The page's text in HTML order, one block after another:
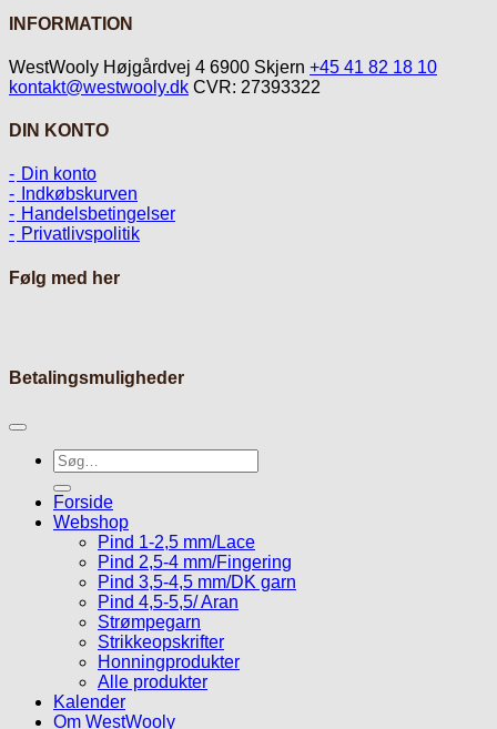
INFORMATION
WestWooly Højgårdvej 4 6900 Skjern +45 41 82 18 10
kontakt@westwooly.dk CVR: 27393322
DIN KONTO
Din konto
Indkøbskurven
Handelsbetingelser
Privatlivspolitik
Følg med her
Betalingsmuligheder
Søg
efter:
Forside
Webshop
Pind 1-2,5 mm/Lace
Pind 2,5-4 mm/Fingering
Pind 3,5-4,5 mm/DK garn
Pind 4,5-5,5/ Aran
Strømpegarn
Strikkeopskrifter
Honningprodukter
Alle produkter
Kalender
Om WestWooly